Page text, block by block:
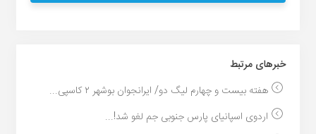
خبر‌های مرتبط
هفته بیست و چهارم لیگ دو/ ایرانجوان بوشهر ۲ کاسپی...
اردوی اسپانیای پارس جنوبی جم لغو شد!...